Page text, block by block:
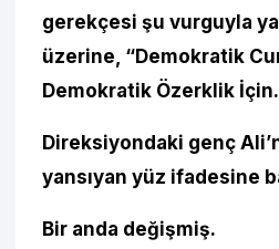
gerekçesi şu vurguyla
üzerine, “Demokratik
Demokratik Özerklik
Direksiyondaki genç
yansıyan yüz ifadesine
Bir anda değişmiş.